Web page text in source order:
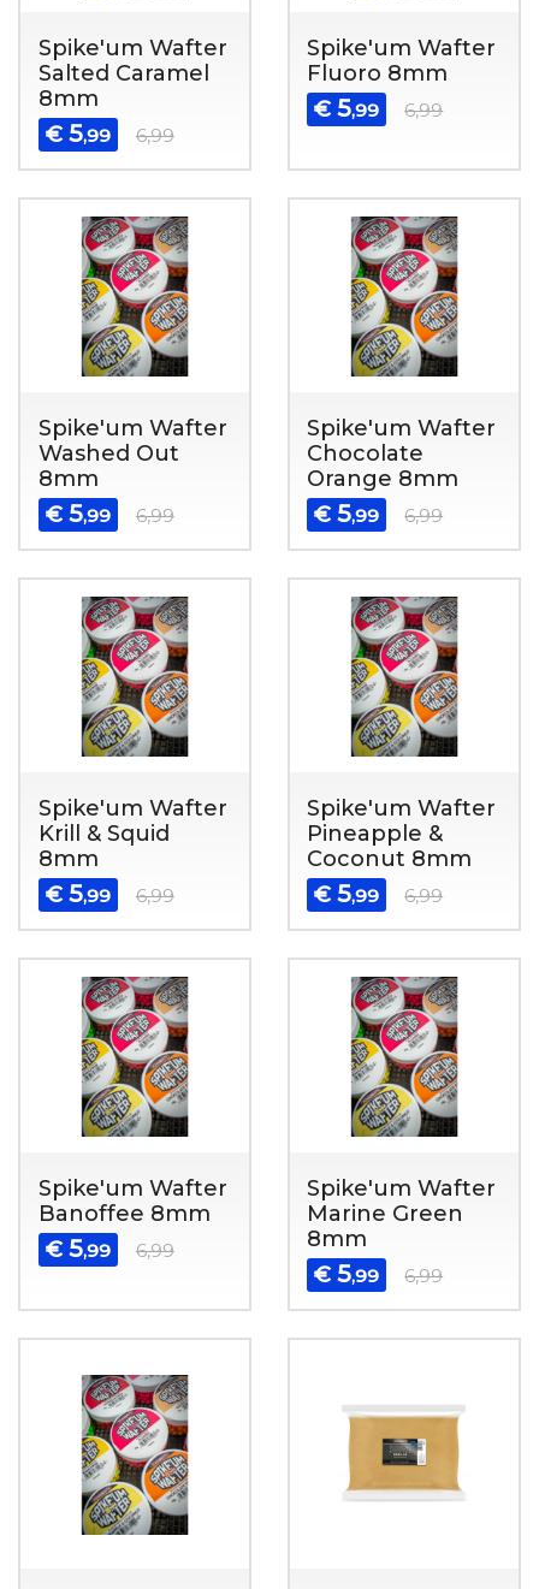
Spike'um Wafter
Salted Caramel
8mm
€ 5,99 6,99
Spike'um Wafter
Fluoro 8mm
€ 5,99 6,99
Spike'um Wafter
Washed Out
8mm
€ 5,99 6,99
Spike'um Wafter
Chocolate
Orange 8mm
€ 5,99 6,99
Spike'um Wafter
Krill & Squid
8mm
€ 5,99 6,99
Spike'um Wafter
Pineapple &
Coconut 8mm
€ 5,99 6,99
Spike'um Wafter
Banoffee 8mm
€ 5,99 6,99
Spike'um Wafter
Marine Green
8mm
€ 5,99 6,99